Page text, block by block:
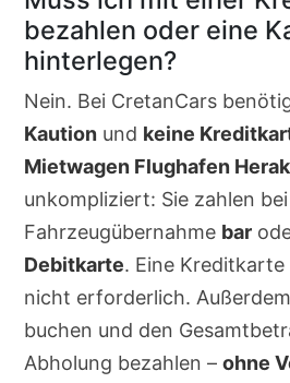
bezahlen oder eine
hinterlegen?
Nein. Bei CretanCars
Kaution und keine
Mietwagen Flughafen
unkompliziert: Sie zahlen
Fahrzeugübernahme bar
Debitkarte. Eine
nicht erforderlich.
buchen und den
Abholung bezahlen – ohne